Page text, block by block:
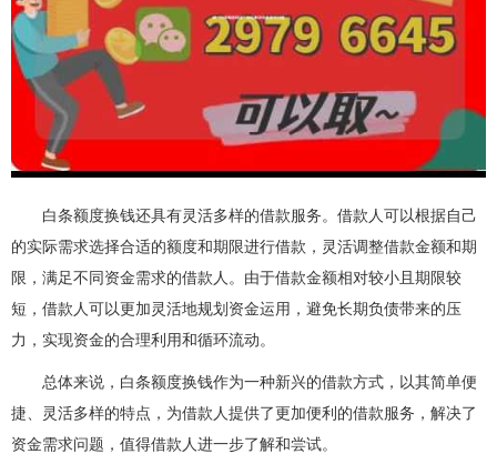
白条额度换钱还具有灵活多样的借款服务。借款人可以根据自己
的实际需求选择合适的额度和期限进行借款，灵活调整借款金额和期
限，满足不同资金需求的借款人。由于借款金额相对较小且期限较
短，借款人可以更加灵活地规划资金运用，避免长期负债带来的压
力，实现资金的合理利用和循环流动。
总体来说，白条额度换钱作为一种新兴的借款方式，以其简单便
捷、灵活多样的特点，为借款人提供了更加便利的借款服务，解决了
资金需求问题，值得借款人进一步了解和尝试。